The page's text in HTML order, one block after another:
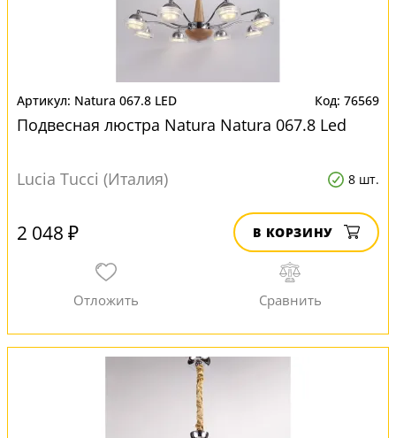
Natura 067.8 LED 76569
Подвесная люстра Natura Natura 067.8 Led
Lucia Tucci (Италия) 8 шт.
2 048 ₽ В КОРЗИНУ